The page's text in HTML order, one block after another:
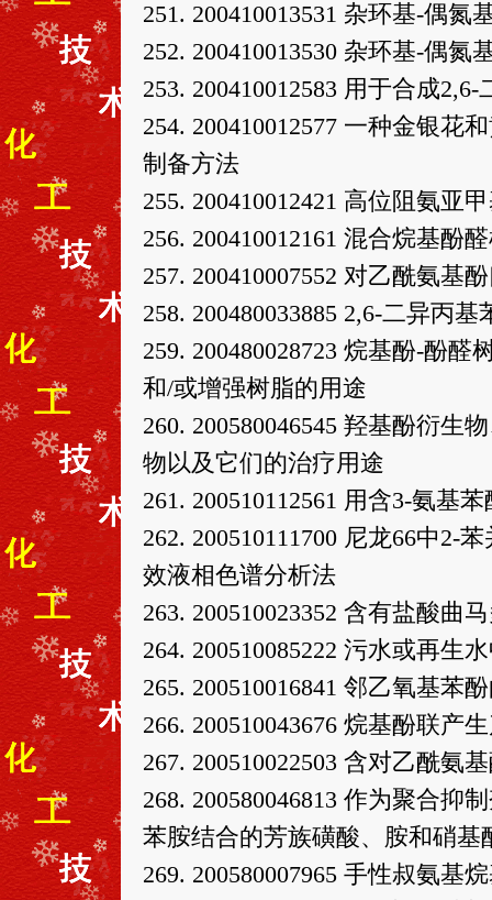
251. 200410013531 杂环基-偶
252. 200410013530 杂环基-偶
253. 200410012583 用于合成
254. 200410012577 一种金银花
制备方法
255. 200410012421 高位阻氨亚
256. 200410012161 混合烷基酚
257. 200410007552 对乙酰氨基
258. 200480033885 2,6-二异丙
259. 200480028723 烷基酚-酚
和/或增强树脂的用途
260. 200580046545 羟基酚衍生
物以及它们的治疗用途
261. 200510112561 用含3-氨基
262. 200510111700 尼龙66中2-
效液相色谱分析法
263. 200510023352 含有盐酸曲
264. 200510085222 污水或再生
265. 200510016841 邻乙氧基苯
266. 200510043676 烷基酚联产
267. 200510022503 含对乙酰氨
268. 200580046813 作为聚合抑
苯胺结合的芳族磺酸、胺和硝基
269. 200580007965 手性叔氨基